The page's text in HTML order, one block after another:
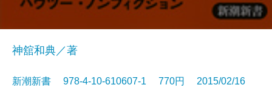
神舘和典／著
新潮新書 978-4-10-610607-1 770円 2015/02/16